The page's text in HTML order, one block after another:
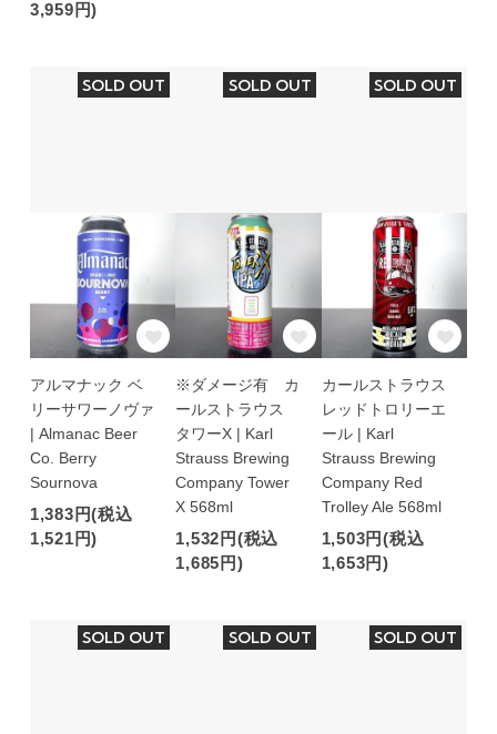
3,959円)
SOLD OUT
アルマナック ベ
リーサワーノヴァ
| Almanac Beer
Co. Berry
Sournova
1,383円(税込
1,521円)
SOLD OUT
※ダメージ有 カ
ールストラウス
タワーX | Karl
Strauss Brewing
Company Tower
X 568ml
1,532円(税込
1,685円)
SOLD OUT
カールストラウス
レッドトロリーエ
ール | Karl
Strauss Brewing
Company Red
Trolley Ale 568ml
1,503円(税込
1,653円)
SOLD OUT SOLD OUT SOLD OUT